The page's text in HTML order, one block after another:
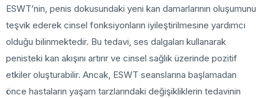
ESWT’nin, penis dokusundaki yeni kan damarlarının oluşumunu
teşvik ederek cinsel fonksiyonların iyileştirilmesine yardımcı
olduğu bilinmektedir. Bu tedavi, ses dalgaları kullanarak
penisteki kan akışını artırır ve cinsel sağlık üzerinde pozitif
etkiler oluşturabilir. Ancak, ESWT seanslarına başlamadan
önce hastaların yaşam tarzlarındaki değişikliklerin tedavinin